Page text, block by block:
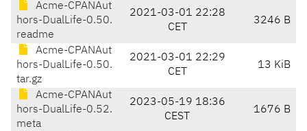
Acme-CPANAut
hors-DualLife-0.50.
readme
2021-03-01 22:28
CET
3246 B
Acme-CPANAut
hors-DualLife-0.50.
tar.gz
2021-03-01 22:29
CET
13 KiB
Acme-CPANAut
hors-DualLife-0.52.
meta
2023-05-19 18:36
CEST
1676 B